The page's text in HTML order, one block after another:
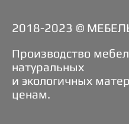
2018-2023 ©
Производство
натуральных
и экологичных
ценам.